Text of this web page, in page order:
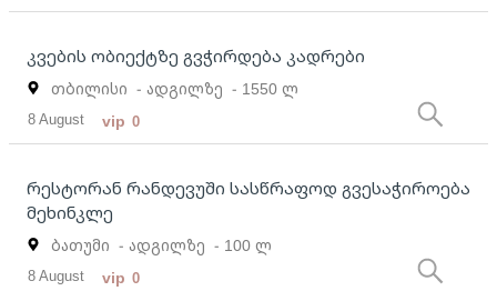
კვების ობიექტზე გვჭირდება კადრები
თბილისი - ადგილზე - 1550 ლ
8 August vip 0
რესტორან რანდევუში სასწრაფოდ გვესაჭიროება
მეხინკლე
ბათუმი - ადგილზე - 100 ლ
8 August vip 0